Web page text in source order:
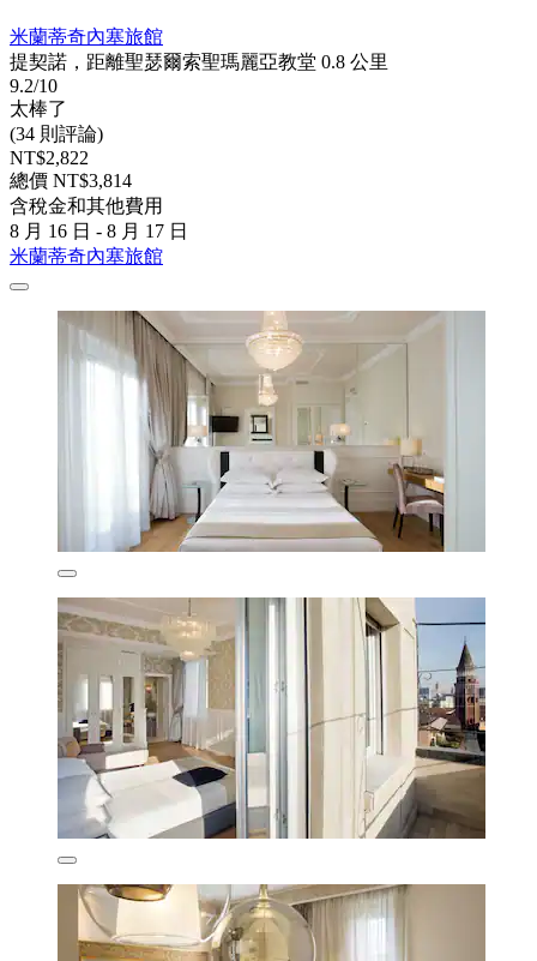
米蘭蒂奇內塞旅館
提契諾，距離聖瑟爾索聖瑪麗亞教堂 0.8 公里
9.2/10
太棒了
(34 則評論)
NT$2,822
總價 NT$3,814
含稅金和其他費用
8 月 16 日 - 8 月 17 日
米蘭蒂奇內塞旅館